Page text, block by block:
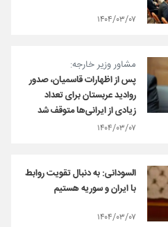
۱۴۰۴/۰۳/۰۷
مشاور وزیر خارجه:
پس از اظهارات قاسمیان، صدور
روادید عربستان برای تعداد
زیادی از ایرانی‌ها متوقف شد
۱۴۰۴/۰۳/۰۷
السودانی: به دنبال تقویت روابط
با ایران و سوریه هستیم
۱۴۰۴/۰۳/۰۷